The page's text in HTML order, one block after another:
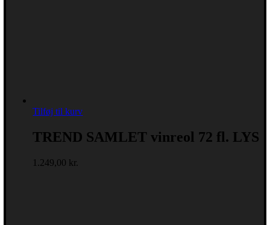
Tilføj til kurv
TREND SAMLET vinreol 72 fl. LYS
1.249,00 kr.